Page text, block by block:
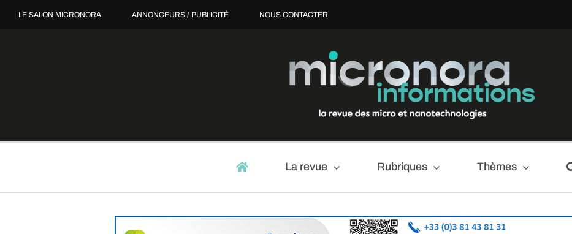
LE SALON MICRONORA ANNONCEURS / PUBLICITÉ NOUS CONTACTER
La revue Rubriques Thèmes